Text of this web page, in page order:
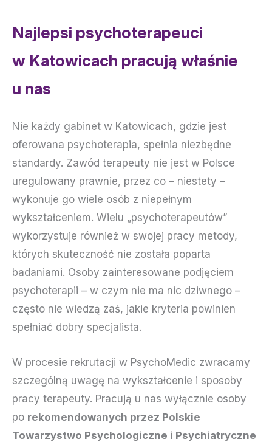
Najlepsi psychoterapeuci
w Katowicach pracują właśnie
u nas
Nie każdy gabinet w Katowicach, gdzie jest
oferowana psychoterapia, spełnia niezbędne
standardy. Zawód terapeuty nie jest w Polsce
uregulowany prawnie, przez co – niestety –
wykonuje go wiele osób z niepełnym
wykształceniem. Wielu „psychoterapeutów”
wykorzystuje również w swojej pracy metody,
których skuteczność nie została poparta
badaniami. Osoby zainteresowane podjęciem
psychoterapii – w czym nie ma nic dziwnego –
często nie wiedzą zaś, jakie kryteria powinien
spełniać dobry specjalista.
W procesie rekrutacji w PsychoMedic zwracamy
szczególną uwagę na wykształcenie i sposoby
pracy terapeuty. Pracują u nas wyłącznie osoby
po rekomendowanych przez Polskie
Towarzystwo Psychologiczne i Psychiatryczne